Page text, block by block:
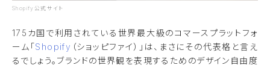
Shopify公式サイト
175カ国で利用されている世界最大級のコマースプラットフォ
ーム「Shopify （ショッピファイ）」は、まさにその代表格と言え
るでしょう。ブランドの世界観を表現するためのデザイン自由度